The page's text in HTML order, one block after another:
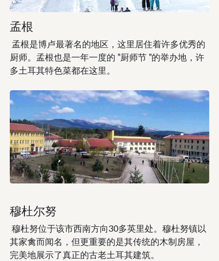
孟根
孟根是博卢最著名的地区，这里居住着许多优秀的
厨师。孟根也是一年一度的 "厨师节 "的举办地，许
多土耳其特色菜都在这里。
穆杜尔努
穆杜努位于该市西南方向30多英里处。穆杜努镇以
其家禽而闻名，但更重要的是其传统的木制房屋，
完美地展示了真正的古老土耳其建筑。